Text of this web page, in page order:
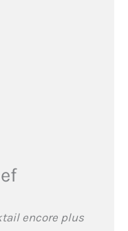
encore plus